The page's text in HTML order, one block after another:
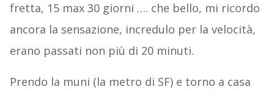
fretta, 15 max 30 giorni …. che bello, mi ricordo
ancora la sensazione, incredulo per la velocità,
erano passati non più di 20 minuti.
Prendo la muni (la metro di SF) e torno a casa